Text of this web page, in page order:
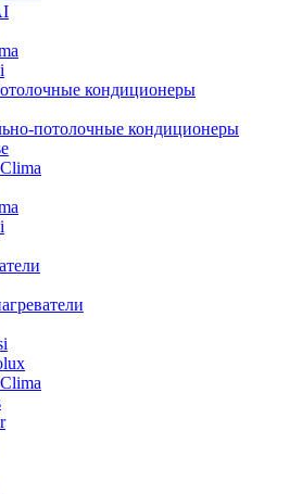
кондиционеры
потолочные кондиционеры